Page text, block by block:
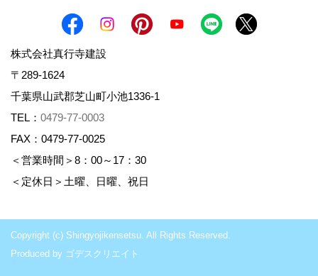
株式会社真行寺建設
〒289-1624
千葉県山武郡芝山町小池1336-1
TEL： 0479-77-0003
FAX：0479-77-0025
＜営業時間＞8：00～17：30
＜定休日＞土曜、日曜、祝日
Copyright (c) Shingyojikensetsu. All Rights Reserved.
Produced by ゴデスクリエイト